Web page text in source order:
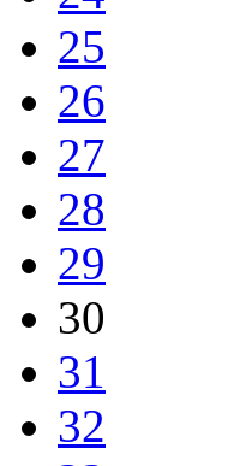
25
26
27
28
29
30
31
32